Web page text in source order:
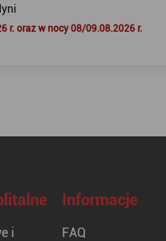
r. oraz w nocy 08/09.08.2026 r.
i
Informacje
FAQ